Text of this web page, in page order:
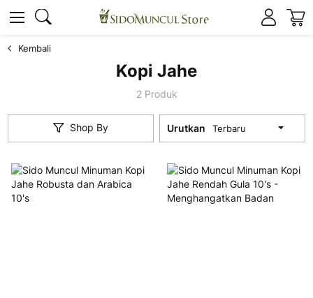
Kembali
Kopi Jahe
2Produk
Shop By Urutkan